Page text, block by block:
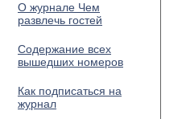
О журнале Чем
развлечь гостей
Содержание всех
вышедших номеров
Как подписаться на
журнал